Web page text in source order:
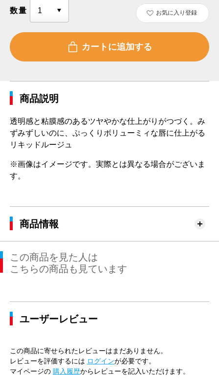
数量 お気に入り登録
商品説明
透明感と粘膜感のあるツヤやかな仕上がりがつづく。み
ずみずしいのに、ぷっくりボリューミィな唇に仕上がる
リキッドルージュ
※画像はイメージです。実際とは異なる場合がございま
す。
商品情報
この商品を見た人は
こちらの商品も見ています
ユーザーレビュー
この商品に寄せられたレビューはまだありません。
レビューを評価するには ログインが必要です。
マイページの 購入履歴からレビューを記入いただけます。